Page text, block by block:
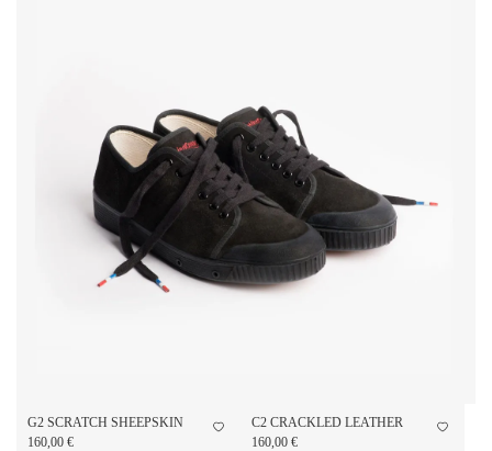
G2 SCRATCH SHEEPSKIN
160,00 €
C2 CRACKLED LEATHER
160,00 €